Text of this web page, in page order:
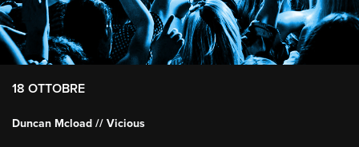
18 OTTOBRE
Duncan Mcload // Vicious